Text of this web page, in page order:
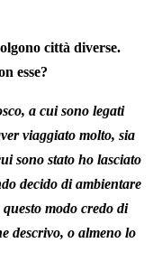
città diverse.
esse?
a cui sono legati
viaggiato molto, sia
sono stato ho lasciato
decido di ambientare
modo credo di
descrivo, o almeno lo